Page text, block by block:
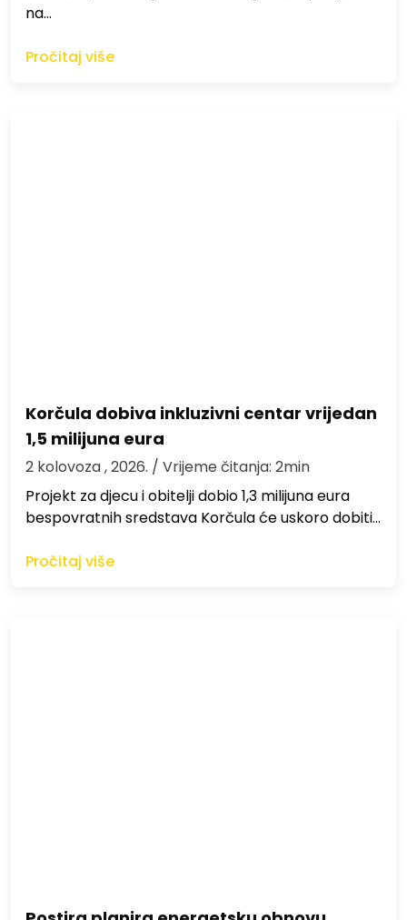
na…
Pročitaj više
Korčula dobiva inkluzivni centar vrijedan
1,5 milijuna eura
2 kolovoza , 2026. / Vrijeme čitanja: 2min
Projekt za djecu i obitelji dobio 1,3 milijuna eura
bespovratnih sredstava Korčula će uskoro dobiti…
Pročitaj više